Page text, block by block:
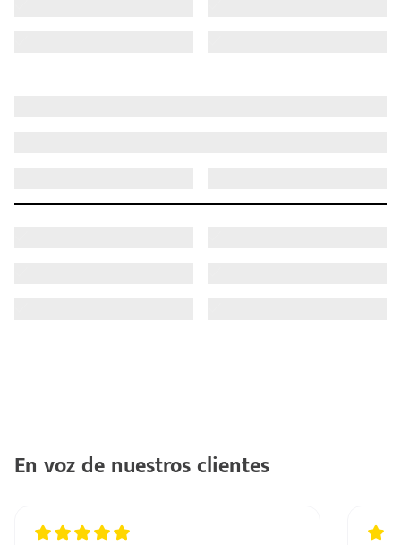
En voz de nuestros clientes